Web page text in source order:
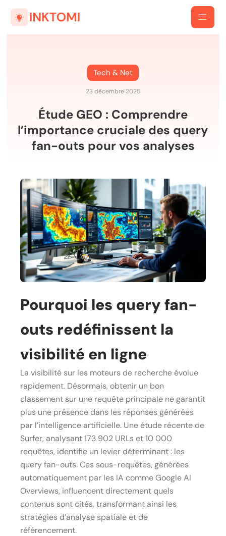
Tech & Net
23 décembre 2025
Étude GEO : Comprendre
l’importance cruciale des query
fan-outs pour vos analyses
Pourquoi les query fan-
outs redéfinissent la
visibilité en ligne
La visibilité sur les moteurs de recherche évolue
rapidement. Désormais, obtenir un bon
classement sur une requête principale ne garantit
plus une présence dans les réponses générées
par l’intelligence artificielle. Une étude récente de
Surfer, analysant 173 902 URLs et 10 000
requêtes, identifie un levier déterminant : les
query fan-outs. Ces sous-requêtes, générées
automatiquement par les IA comme Google AI
Overviews, influencent directement quels
contenus sont cités, transformant ainsi les
stratégies d’analyse spatiale et de
référencement.